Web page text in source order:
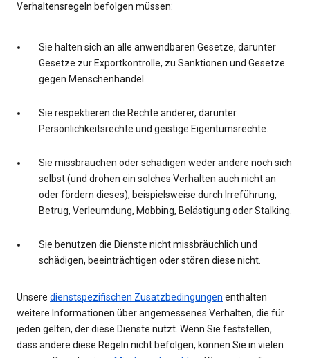
Verhaltensregeln befolgen müssen:
Sie halten sich an alle anwendbaren Gesetze, darunter
Gesetze zur Exportkontrolle, zu Sanktionen und Gesetze
gegen Menschenhandel.
Sie respektieren die Rechte anderer, darunter
Persönlichkeitsrechte und geistige Eigentumsrechte.
Sie missbrauchen oder schädigen weder andere noch sich
selbst (und drohen ein solches Verhalten auch nicht an
oder fördern dieses), beispielsweise durch Irreführung,
Betrug, Verleumdung, Mobbing, Belästigung oder Stalking.
Sie benutzen die Dienste nicht missbräuchlich und
schädigen, beeinträchtigen oder stören diese nicht.
Unsere dienstspezifischen Zusatzbedingungen enthalten
weitere Informationen über angemessenes Verhalten, die für
jeden gelten, der diese Dienste nutzt. Wenn Sie feststellen,
dass andere diese Regeln nicht befolgen, können Sie in vielen